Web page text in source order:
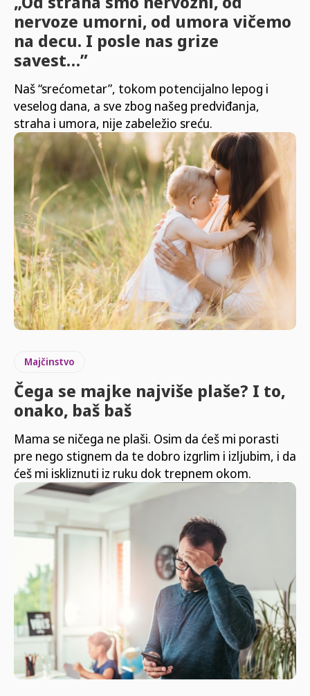
nervoze umorni, od umora vičemo
na decu. I posle nas grize
savest…”
Naš “srećometar”, tokom potencijalno lepog i
veselog dana, a sve zbog našeg predviđanja,
straha i umora, nije zabeležio sreću.
Majčinstvo
Čega se majke najviše plaše? I to,
onako, baš baš
Mama se ničega ne plaši. Osim da ćeš mi porasti
pre nego stignem da te dobro izgrlim i izljubim, i da
ćeš mi iskliznuti iz ruku dok trepnem okom.